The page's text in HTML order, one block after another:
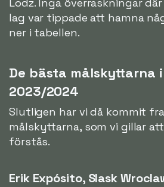
Lodz. Inga överraskningar
lag var tippade att hamna
ner i tabellen.
De bästa målskyttarna
2023/2024
Slutligen har vi då kommit
målskyttarna, som vi gillar
förstås.
Erik Expósito, Slask